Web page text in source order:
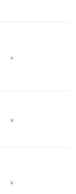
×
×
×